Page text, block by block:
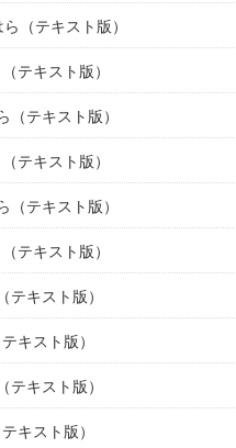
（テキスト版）
テキスト版）
テキスト版）
テキスト版）
テキスト版）
テキスト版）
キスト版）
キスト版）
キスト版）
キスト版）